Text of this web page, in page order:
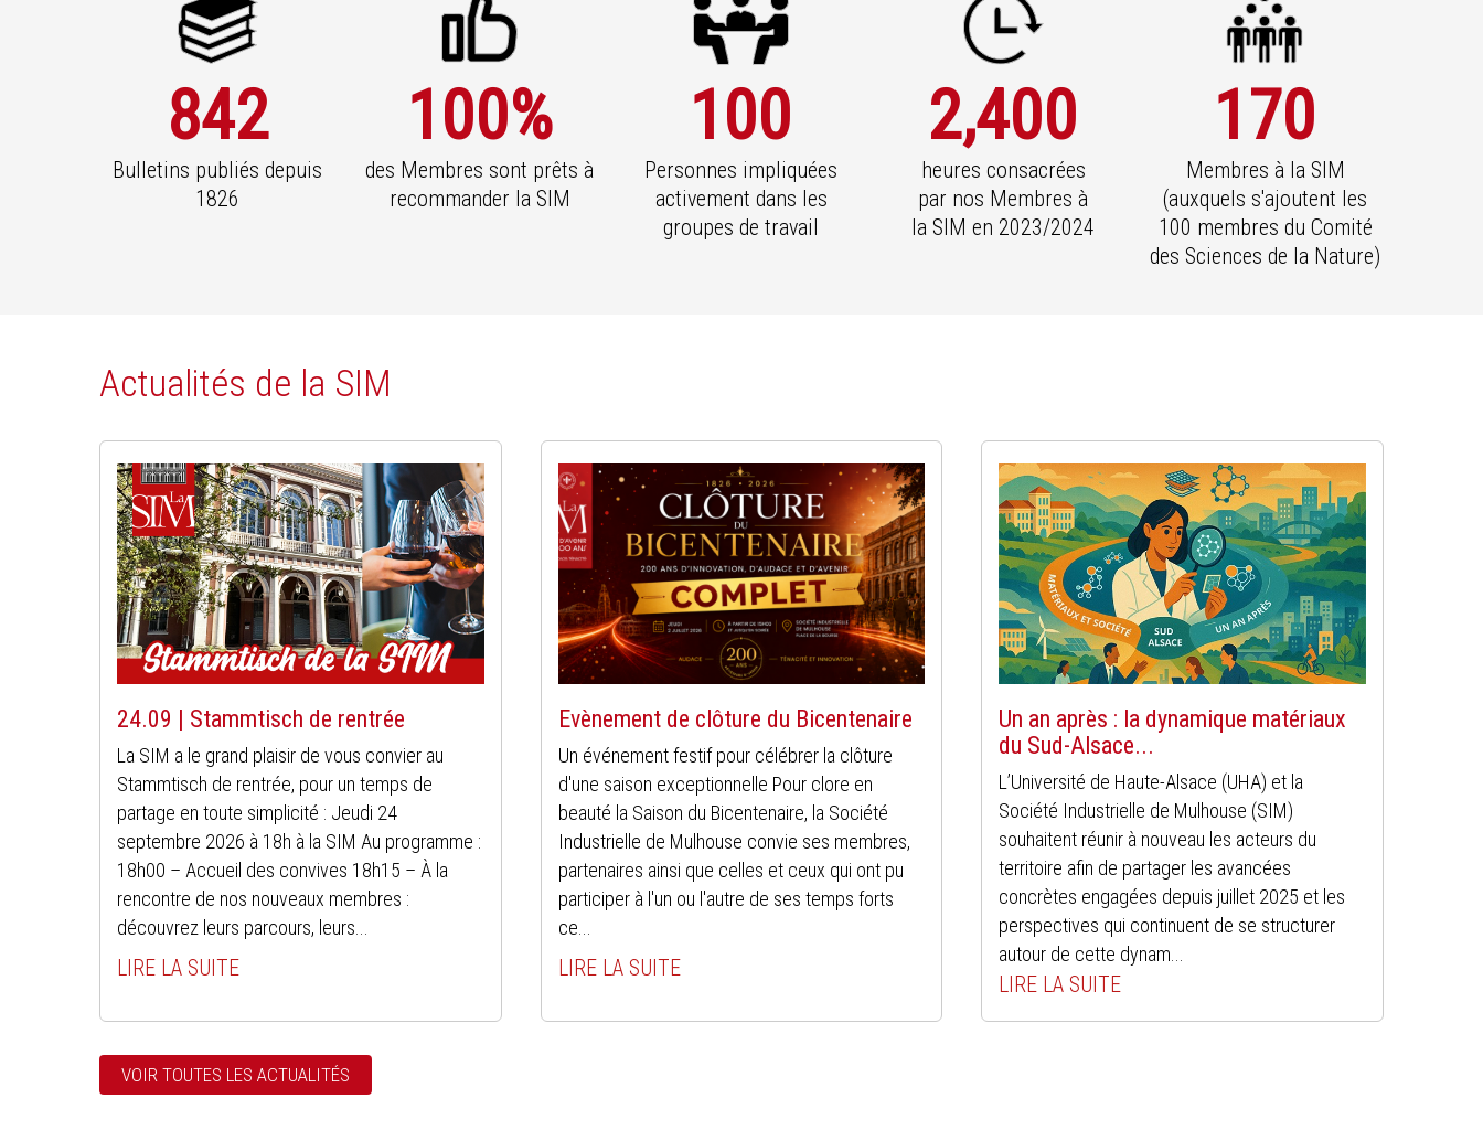
842
Bulletins publiés depuis
1826
100%
des Membres sont prêts à
recommander la SIM
100
Personnes impliquées
activement dans les
groupes de travail
2,400
heures consacrées
par nos Membres à
la SIM en 2023/2024
170
Membres à la SIM
(auxquels s'ajoutent les
100 membres du Comité
des Sciences de la Nature)
Actualités de la SIM
24.09 | Stammtisch de rentrée
La SIM a le grand plaisir de vous convier au
Stammtisch de rentrée, pour un temps de
partage en toute simplicité : Jeudi 24
septembre 2026 à 18h à la SIM Au programme :
18h00 – Accueil des convives 18h15 – À la
rencontre de nos nouveaux membres :
découvrez leurs parcours, leurs...
LIRE LA SUITE
Evènement de clôture du Bicentenaire
Un événement festif pour célébrer la clôture
d'une saison exceptionnelle Pour clore en
beauté la Saison du Bicentenaire, la Société
Industrielle de Mulhouse convie ses membres,
partenaires ainsi que celles et ceux qui ont pu
participer à l'un ou l'autre de ses temps forts
ce...
LIRE LA SUITE
Un an après : la dynamique matériaux
du Sud-Alsace...
L’Université de Haute-Alsace (UHA) et la
Société Industrielle de Mulhouse (SIM)
souhaitent réunir à nouveau les acteurs du
territoire afin de partager les avancées
concrètes engagées depuis juillet 2025 et les
perspectives qui continuent de se structurer
autour de cette dynam...
LIRE LA SUITE
VOIR TOUTES LES ACTUALITÉS